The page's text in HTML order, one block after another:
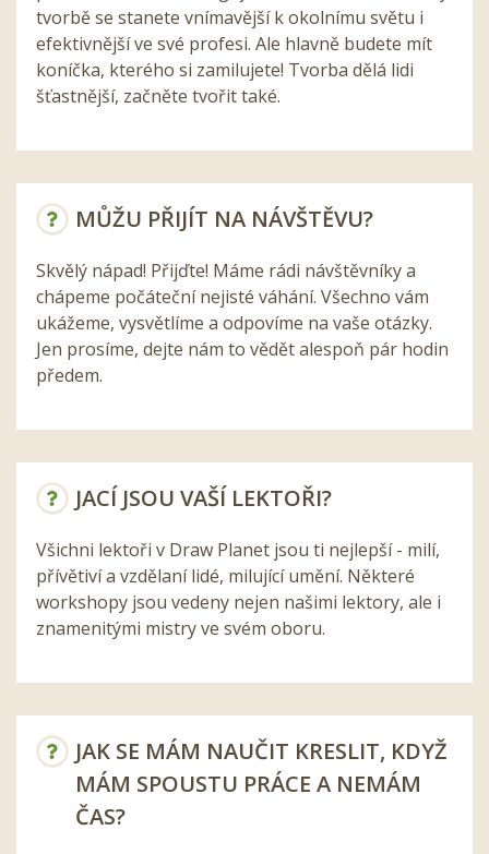
tvorbě se stanete vnímavější k okolnímu světu i
efektivnější ve své profesi. Ale hlavně budete mít
koníčka, kterého si zamilujete! Tvorba dělá lidi
šťastnější, začněte tvořit také.
MŮŽU PŘIJÍT NA NÁVŠTĚVU?
Skvělý nápad! Přijďte! Máme rádi návštěvníky a
chápeme počáteční nejisté váhání. Všechno vám
ukážeme, vysvětlíme a odpovíme na vaše otázky.
Jen prosíme, dejte nám to vědět alespoň pár hodin
předem.
JACÍ JSOU VAŠÍ LEKTOŘI?
Všichni lektoři v Draw Planet jsou ti nejlepší - milí,
přívětiví a vzdělaní lidé, milující umění. Některé
workshopy jsou vedeny nejen našimi lektory, ale i
znamenitými mistry ve svém oboru.
JAK SE MÁM NAUČIT KRESLIT, KDYŽ
MÁM SPOUSTU PRÁCE A NEMÁM
ČAS?